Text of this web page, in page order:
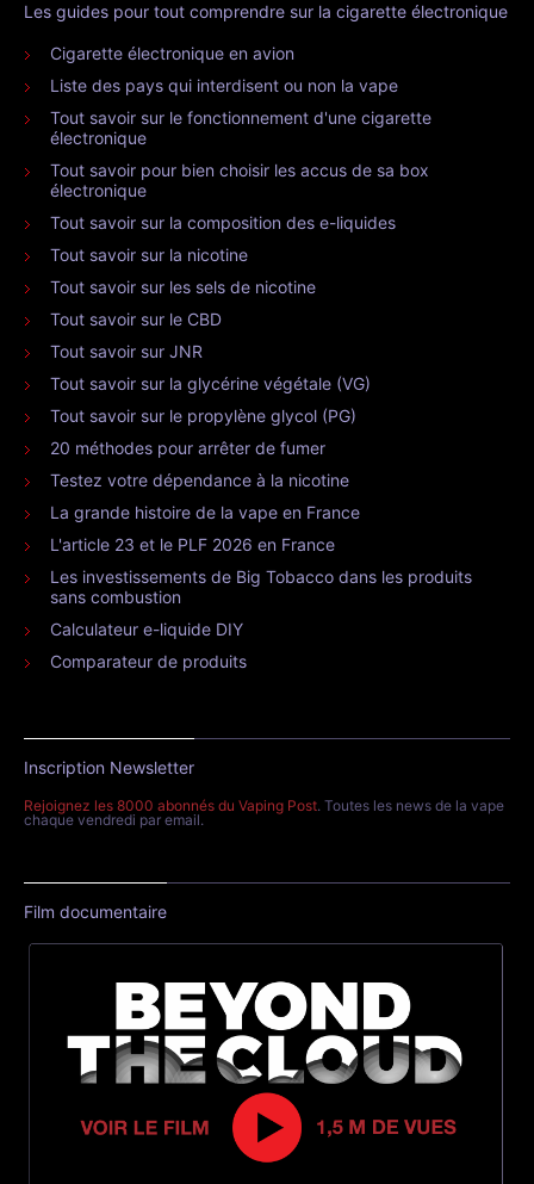
Les guides pour tout comprendre sur la cigarette électronique
Cigarette électronique en avion
Liste des pays qui interdisent ou non la vape
Tout savoir sur le fonctionnement d'une cigarette
électronique
Tout savoir pour bien choisir les accus de sa box
électronique
Tout savoir sur la composition des e-liquides
Tout savoir sur la nicotine
Tout savoir sur les sels de nicotine
Tout savoir sur le CBD
Tout savoir sur JNR
Tout savoir sur la glycérine végétale (VG)
Tout savoir sur le propylène glycol (PG)
20 méthodes pour arrêter de fumer
Testez votre dépendance à la nicotine
La grande histoire de la vape en France
L'article 23 et le PLF 2026 en France
Les investissements de Big Tobacco dans les produits
sans combustion
Calculateur e-liquide DIY
Comparateur de produits
Inscription Newsletter
Rejoignez les 8000 abonnés du Vaping Post. Toutes les news de la vape
chaque vendredi par email.
Film documentaire